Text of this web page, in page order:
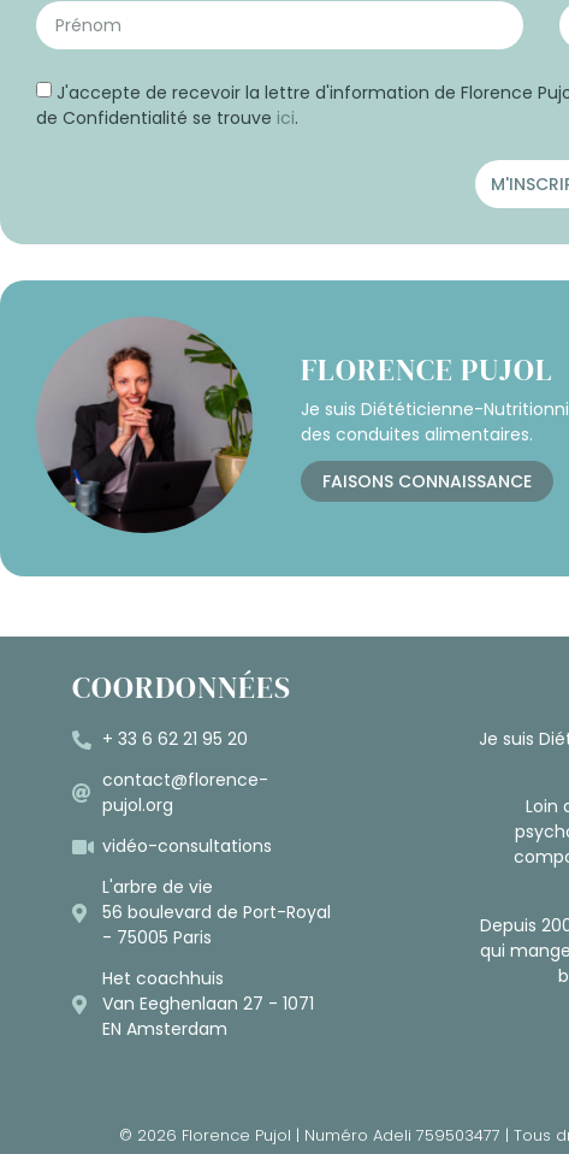
J'accepte de recevoir la lettre d'information de Florence
de Confidentialité se trouve ici.
FLORENCE PUJOL
Je suis Diététicienne-
des conduites alimentaires.
FAISONS CONNAISSANCE
COORDONNÉES
+ 33 6 62 21 95 20
contact@florence-
pujol.org
vidéo-consultations
L'arbre de vie
56 boulevard de Port-Royal
- 75005 Paris
Het coachhuis
Van Eeghenlaan 27 - 1071
EN Amsterdam
Je suis
Loin
Depuis
qui
© 2026 Florence Pujol | Numéro Adeli 759503477 | Tous